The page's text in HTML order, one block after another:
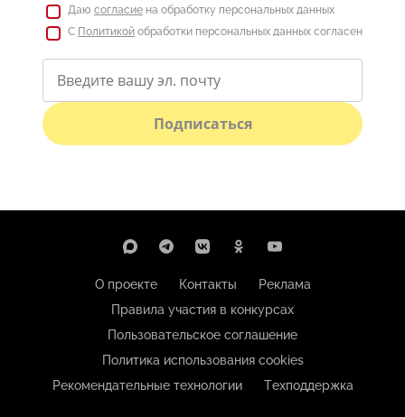
Даю согласие на обработку персональных данных
С Политикой обработки персональных данных согласен
Подписаться
О проекте Контакты
Реклама
Правила участия в конкурсах
Пользовательское соглашение
Политика использования cookies
Рекомендательные технологии
Техподдержка